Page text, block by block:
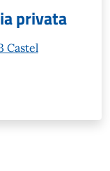
privata
Castel